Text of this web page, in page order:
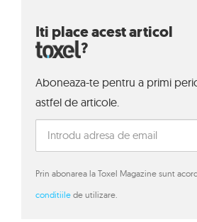
Iti place acest articol
?
Aboneaza-te pentru a primi
astfel de articole.
Prin abonarea la Toxel Magazine sunt
conditiile de utilizare.